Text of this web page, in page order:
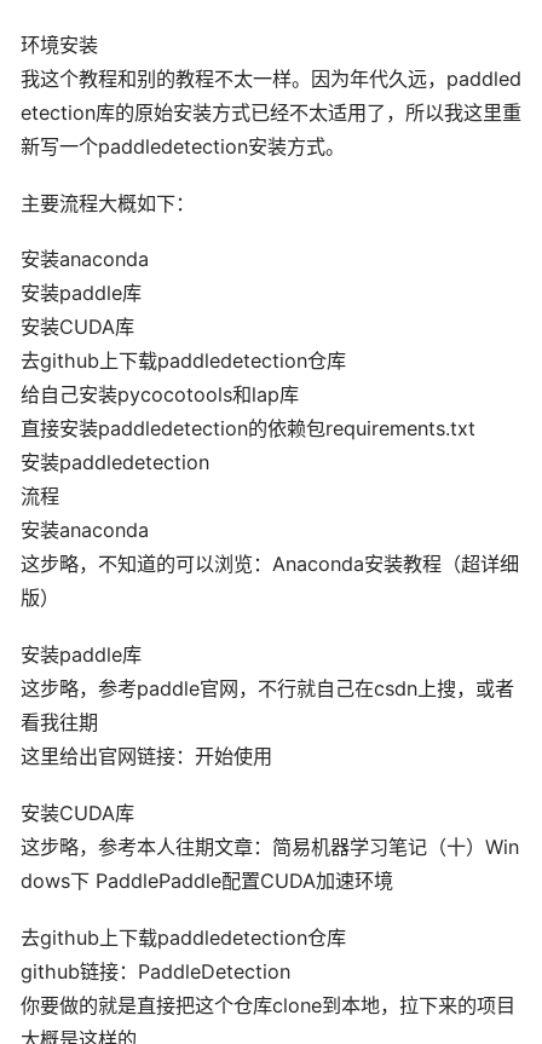
环境安装
我这个教程和别的教程不太一样。因为年代久远，paddled
etection库的原始安装方式已经不太适用了，所以我这里重
新写一个paddledetection安装方式。
主要流程大概如下：
安装anaconda
安装paddle库
安装CUDA库
去github上下载paddledetection仓库
给自己安装pycocotools和lap库
直接安装paddledetection的依赖包requirements.txt
安装paddledetection
流程
安装anaconda
这步略，不知道的可以浏览：Anaconda安装教程（超详细
版）
安装paddle库
这步略，参考paddle官网，不行就自己在csdn上搜，或者
看我往期
这里给出官网链接：开始使用
安装CUDA库
这步略，参考本人往期文章：简易机器学习笔记（十）Win
dows下 PaddlePaddle配置CUDA加速环境
去github上下载paddledetection仓库
github链接：PaddleDetection
你要做的就是直接把这个仓库clone到本地，拉下来的项目
大概是这样的